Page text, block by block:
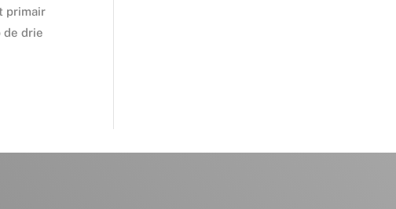
primair
de drie